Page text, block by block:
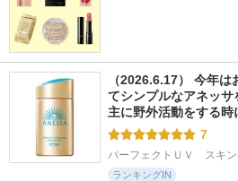
（2026.6.17） 今年
てシンプルなアネッ
主に野外活動をする
7
パーフェクトＵＶ　スキ
ランキングIN